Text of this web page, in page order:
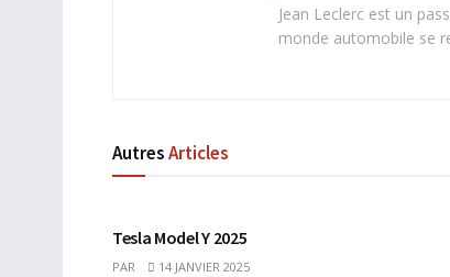
Jean Leclerc est un
monde automobile se
AutresArticles
Tesla Model Y 2025
PAR 14 JANVIER 2025